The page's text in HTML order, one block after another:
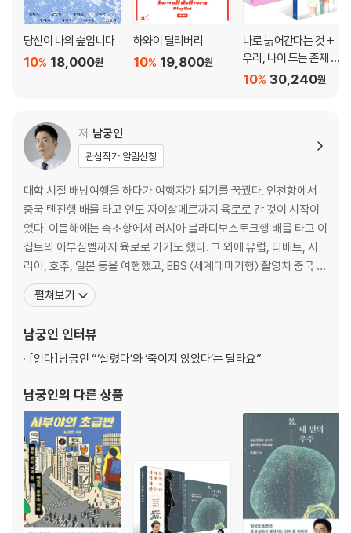
094 - 095 an usual Pick! - performance 주단단Z_나와 함께 페스
티벌에 가요
096 - 097 an usual Pick! - comic 김봉석_사랑스러운 아이러니
098 - 099 an usual Pick! - webnovel 김순_다시, 꿈은 이루어진다
102 - 103 an usual Pick! - game 전성구_가성비가 좋은 게임들에 관
하여
106 - 107 an usual Moment / 김유라_앨리스 먼로
108 - 115 an usual Discovery / 김유라_이토록 환한 슬픔: 심보선 『슬
픔이 없는 십오 초』
DEAR.
126 - 127 novel / 황유미_어떤 이름
128 - 129 novel / 최영건_어른이 되어서
132 - 133 essay / 김행숙_잃어버려도 좋은 선물
144 정기구독
당신이 나의 숲입니다
18,000원
10%
하와이 딜리버리
19,800원
10%
나로 늙어간다는 것 +
우리, 나이 드는 존재 세
트
30,240원
10%
저 남궁인
관심작가 알림신청
대학 시절 배낭여행을 하다가 여행자가 되기를 꿈꿨다. 인천항에서
중국 톈진행 배를 타고 인도 자이살메르까지 육로로 간 것이 시작이
었다. 이듬해에는 속초항에서 러시아 블라디보스토크행 배를 타고 이
집트의 아부심벨까지 육로로 가기도 했다. 그 외에 유럽, 티베트, 시
리아, 호주, 일본 등을 여행했고, EBS 〈세계테마기행〉 촬영차 중국 신
장웨이우얼과 파키스탄 힌두쿠시산맥, 인도네시아 자바섬을 다녀오
기도 했다. 촬영지에서 현지어로 대화하면서 펼쳐지는 예기치 못한
가를 간절히 기다리는 직장인이 되었을 뿐이다. 막상 여
펼쳐보기
남궁인 인터뷰
[읽다]남궁인 “‘살렸다’와 ‘죽이지 않았다’는 달라요”
남궁인의 다른 상품